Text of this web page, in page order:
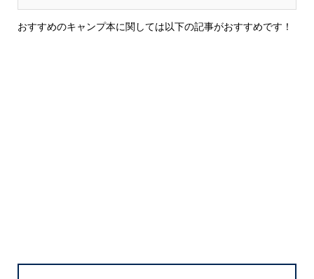
おすすめのキャンプ本に関しては以下の記事がおすすめです！